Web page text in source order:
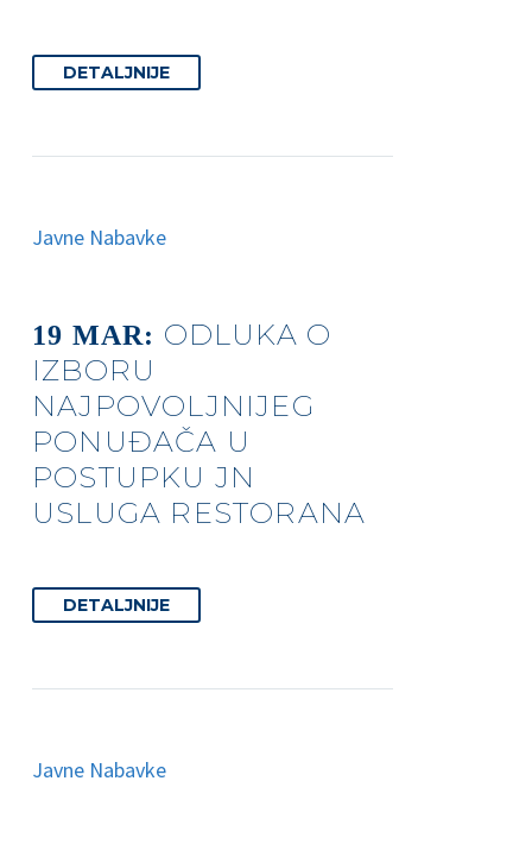
DETALJNIJE
Javne Nabavke
19 MAR: ODLUKA O
IZBORU
NAJPOVOLJNIJEG
PONUĐAČA U
POSTUPKU JN
USLUGA RESTORANA
DETALJNIJE
Javne Nabavke